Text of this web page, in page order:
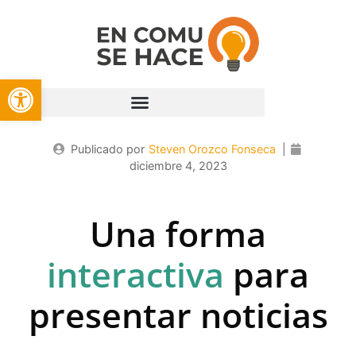
Open toolbar
Publicado por Steven Orozco Fonseca
diciembre 4, 2023
Una forma
para presentar
noticias